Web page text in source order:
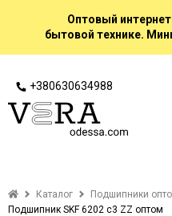
Оптовый
бытовой технике.
+380630634988
Каталог
Подшипники
Подшипник SKF 6202 c3 ZZ оптом